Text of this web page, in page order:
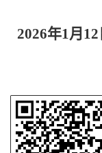
2026年1月 12